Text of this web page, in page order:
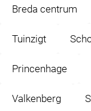
Breda centrum
Tuinzigt
Princenhage
Valkenberg